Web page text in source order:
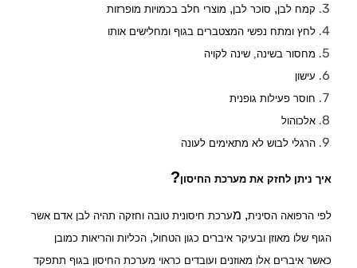
קמח לבן, סוכר לבן, מוצרי חלב בכמויות מופרזות
לחץ ומתח נפשי המצטברים בגוף ומחלישים אותו
מחסור בשינה,שינה לקויה
עישון
חוסר פעילות גופנית
אלכוהול
הרגלי לבוש לא מתאימים לעונה
איך ניתן לחזק את מערכת החיסון?
לפי הרפואה הסינית, מערכת חיסונית טובה וחזקה תהיה לבן אדם אשר
הגוף שלו מאוזן ובעיקר איברים כגון הטחול,הכליות והריאות כמובן
כאשר איברים אלו מאוזנים ועובדים כראוי מערכת החיסון בגוף תתפקד